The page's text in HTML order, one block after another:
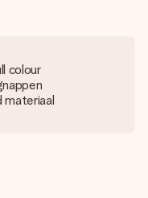
colour
materiaal